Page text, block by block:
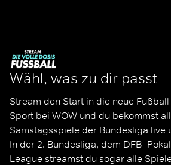
Wähl, was zu dir passt
Stream den Start in die neue
Sport bei WOW und du bekommst
Samstagsspiele der Bundesliga live
In der 2. Bundesliga, dem DFB-
League streamst du sogar alle